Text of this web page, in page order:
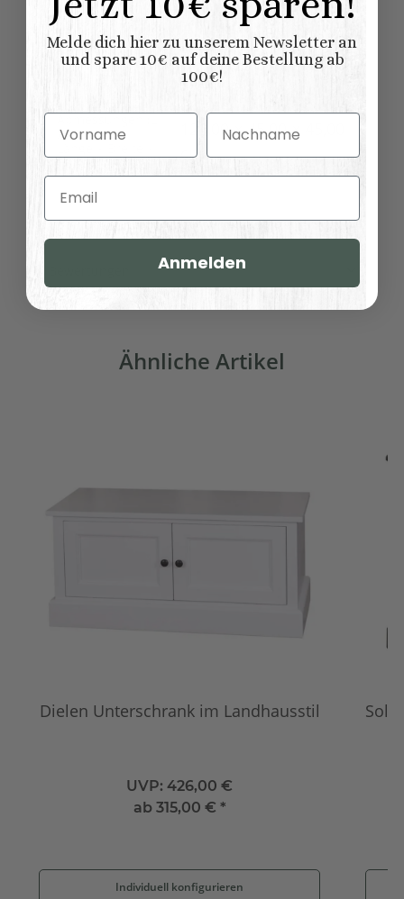
Konfigurator
Versandgewicht: 21,00 kg
18,00
Abmessungen (L
x B/T x H) (
Höhe ):
120,00 × 45,00 × 45,00
cm
Ähnliche Artikel
Dielen Unterschrank im Landhausstil
UVP: 426,00 €
ab 315,00 € *
Individuell konfigurieren
Melde dich hier zu unserem Newsletter an
und spare 10€ auf deine Bestellung ab
100€!
Vorname Nachname
Email
Anmelden